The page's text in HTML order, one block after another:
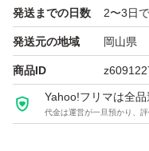
発送までの日数 2〜3日
発送元の地域 岡山県
商品ID
Yahoo!フリマは全
代金は運営が一旦預かり、